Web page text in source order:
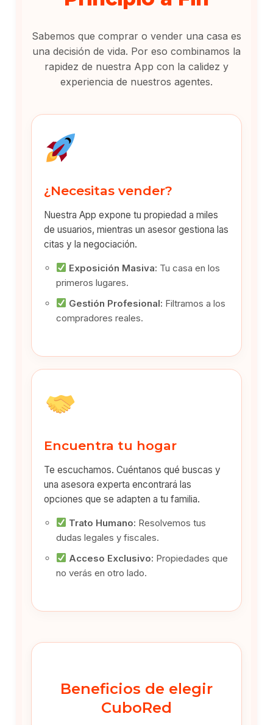
Sabemos que comprar o vender una casa es
una decisión de vida. Por eso combinamos la
rapidez de nuestra App con la calidez y
experiencia de nuestros agentes.
¿Necesitas vender?
Nuestra App expone tu propiedad a miles
de usuarios, mientras un asesor gestiona las
citas y la negociación.
Exposición Masiva: Tu casa en los
primeros lugares.
Gestión Profesional: Filtramos a los
compradores reales.
Encuentra tu hogar
Te escuchamos. Cuéntanos qué buscas y
una asesora experta encontrará las
opciones que se adapten a tu familia.
Trato Humano: Resolvemos tus
dudas legales y fiscales.
Acceso Exclusivo: Propiedades que
no verás en otro lado.
Beneficios de elegir
CuboRed